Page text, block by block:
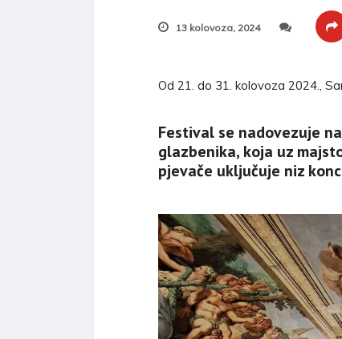
13 kolovoza, 2024
Od 21. do 31. kolovoza 2024.,
Festival se nadovezuje
glazbenika, koja uz
pjevače uključuje niz